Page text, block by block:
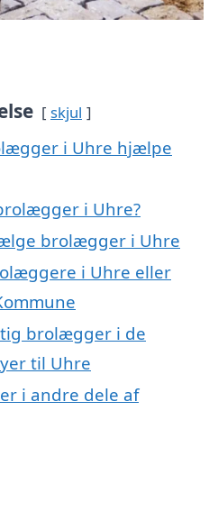
skjul
i Uhre hjælpe
i Uhre?
brolægger i Uhre
i Uhre eller
brolægger i de
til Uhre
i andre dele af